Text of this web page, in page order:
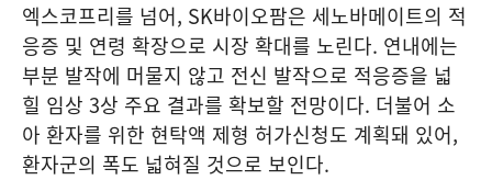
엑스코프리를 넘어, SK바이오팜은 세노바메이트의 적
응증 및 연령 확장으로 시장 확대를 노린다. 연내에는
부분 발작에 머물지 않고 전신 발작으로 적응증을 넓
힐 임상 3상 주요 결과를 확보할 전망이다. 더불어 소
아 환자를 위한 현탁액 제형 허가신청도 계획돼 있어,
환자군의 폭도 넓혀질 것으로 보인다.